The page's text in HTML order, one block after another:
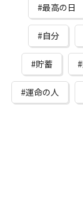
最高の日
自分
貯蓄
運命の人